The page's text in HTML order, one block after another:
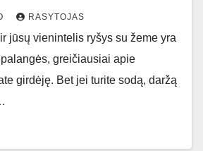
RASYTOJAS
jūsų vienintelis ryšys su žeme yra
greičiausiai apie
girdėję. Bet jei turite sodą, daržą